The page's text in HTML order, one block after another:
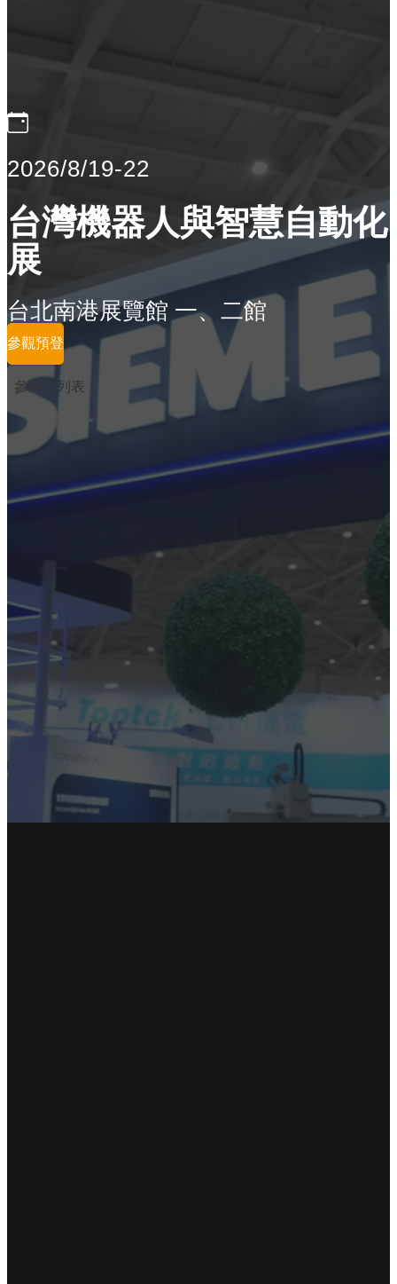
2026/8/19-22
台灣機器人與智慧自動化
展
台北南港展覽館 一、二館
參觀預登
參展商列表